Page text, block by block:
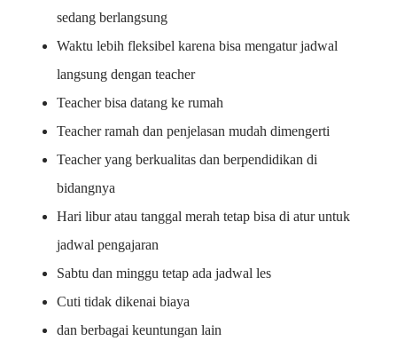
sedang berlangsung
Waktu lebih fleksibel karena bisa mengatur jadwal
langsung dengan teacher
Teacher bisa datang ke rumah
Teacher ramah dan penjelasan mudah dimengerti
Teacher yang berkualitas dan berpendidikan di
bidangnya
Hari libur atau tanggal merah tetap bisa di atur untuk
jadwal pengajaran
Sabtu dan minggu tetap ada jadwal les
Cuti tidak dikenai biaya
dan berbagai keuntungan lain